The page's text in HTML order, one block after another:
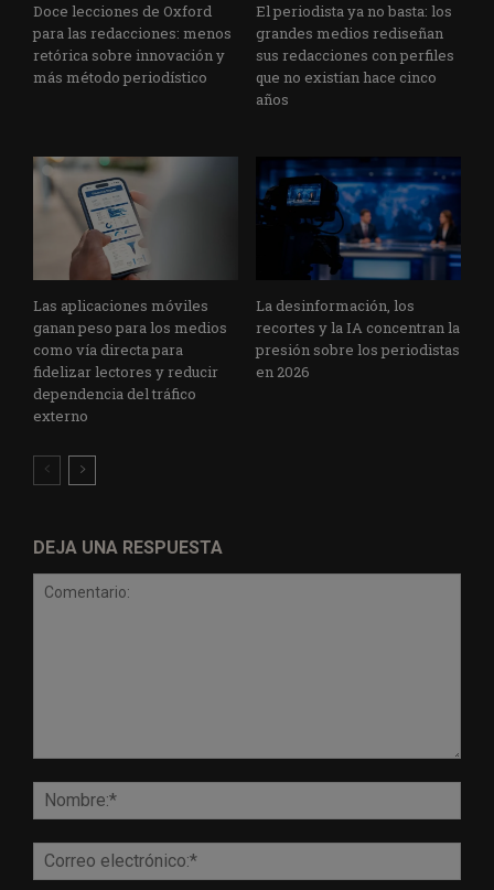
Doce lecciones de Oxford
para las redacciones: menos
retórica sobre innovación y
más método periodístico
El periodista ya no basta: los
grandes medios rediseñan
sus redacciones con perfiles
que no existían hace cinco
años
Las aplicaciones móviles
ganan peso para los medios
como vía directa para
fidelizar lectores y reducir
dependencia del tráfico
externo
La desinformación, los
recortes y la IA concentran la
presión sobre los periodistas
en 2026
DEJA UNA RESPUESTA